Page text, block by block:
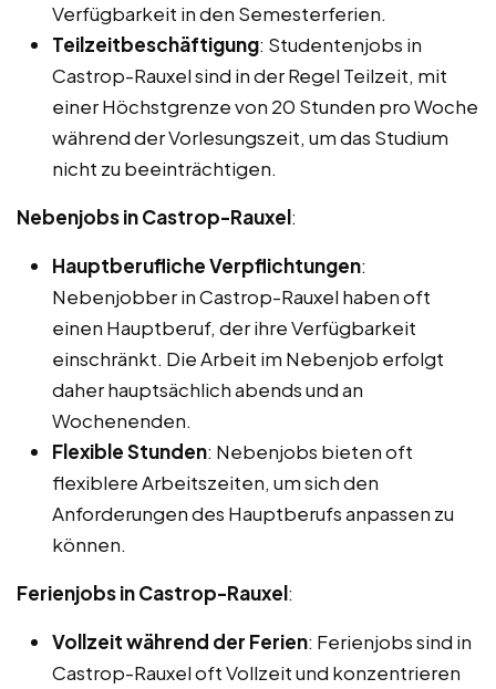
Verfügbarkeit in den Semesterferien.
Teilzeitbeschäftigung: Studentenjobs in
Castrop-Rauxel sind in der Regel Teilzeit, mit
einer Höchstgrenze von 20 Stunden pro Woche
während der Vorlesungszeit, um das Studium
nicht zu beeinträchtigen.
Nebenjobs in Castrop-Rauxel:
Hauptberufliche Verpflichtungen:
Nebenjobber in Castrop-Rauxel haben oft
einen Hauptberuf, der ihre Verfügbarkeit
einschränkt. Die Arbeit im Nebenjob erfolgt
daher hauptsächlich abends und an
Wochenenden.
Flexible Stunden: Nebenjobs bieten oft
flexiblere Arbeitszeiten, um sich den
Anforderungen des Hauptberufs anpassen zu
können.
Ferienjobs in Castrop-Rauxel:
Vollzeit während der Ferien: Ferienjobs sind in
Castrop-Rauxel oft Vollzeit und konzentrieren